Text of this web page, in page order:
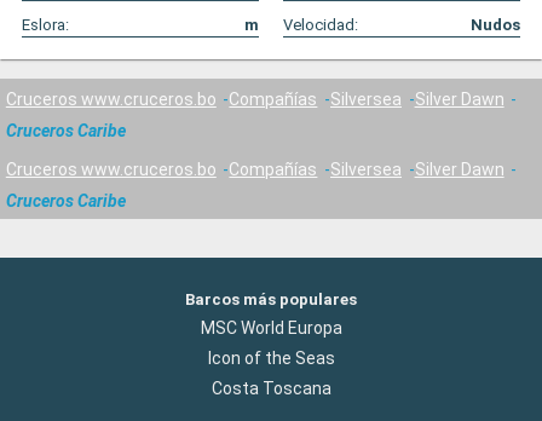
Eslora:
m Velocidad: Nudos
Cruceros www.cruceros.bo Compañías Silversea
Silver Dawn
Cruceros Caribe
Cruceros www.cruceros.bo Compañías Silversea
Silver Dawn
Cruceros Caribe
Barcos más populares
MSC World Europa
Icon of the Seas
Costa Toscana